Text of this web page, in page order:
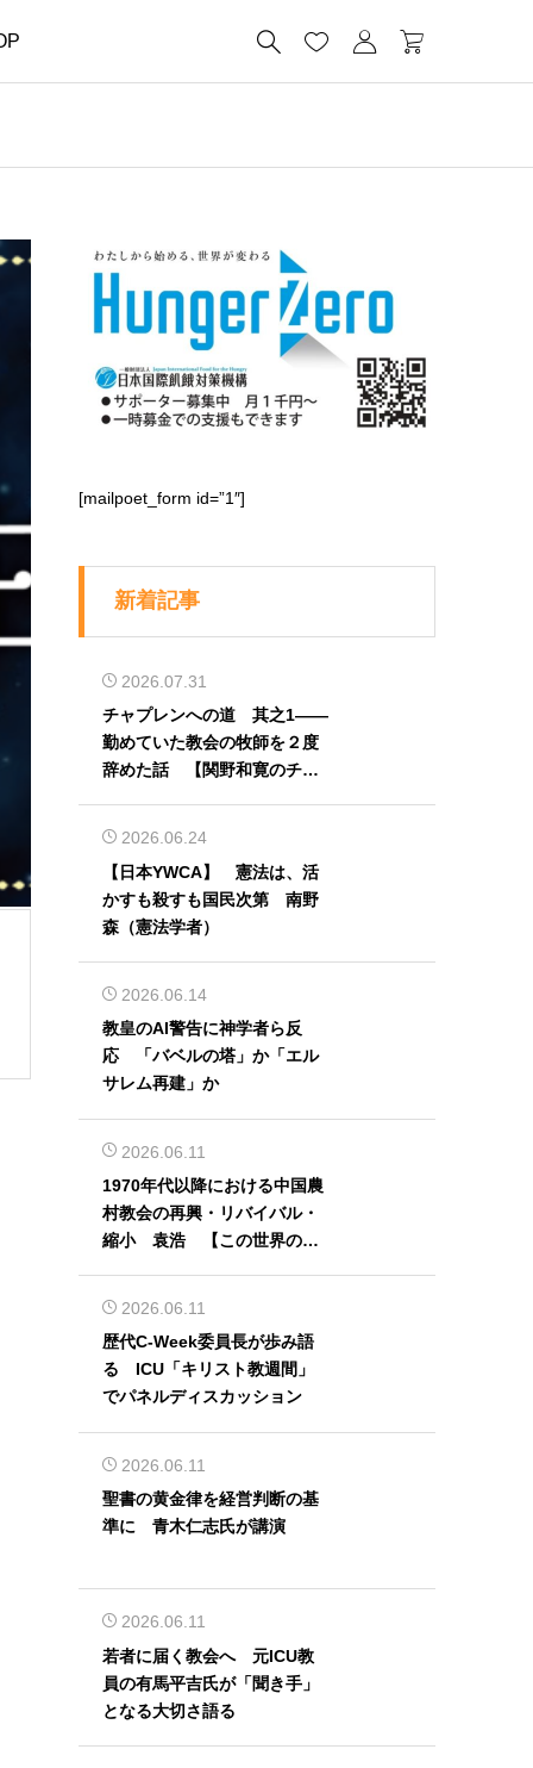
   
[mailpoet_form id=”1″]
新着記事
2026.07.31
チャプレンへの道 其之1――
勤めていた教会の牧師を２度
辞めた話 【関野和寛のチャ
2026.06.24
【日本YWCA】 憲法は、活
かすも殺すも国民次第 南野
森（憲法学者）
2026.06.14
教皇のAI警告に神学者ら反
応 「バベルの塔」か「エル
サレム再建」か
2026.06.11
1970年代以降における中国農
村教会の再興・リバイバル・
縮小 袁浩 【この世界の片
2026.06.11
歴代C-Week委員長が歩み語
る ICU「キリスト教週間」
でパネルディスカッション
2026.06.11
聖書の黄金律を経営判断の基
準に 青木仁志氏が講演
2026.06.11
若者に届く教会へ 元ICU教
員の有馬平吉氏が「聞き手」
となる大切さ語る